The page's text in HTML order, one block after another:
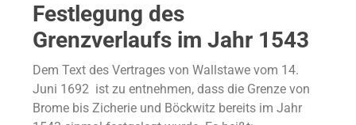
Festlegung des
Grenzverlaufs im Jahr 1543
Dem Text des Vertrages von Wallstawe vom 14.
Juni 1692 ist zu entnehmen, dass die Grenze von
Brome bis Zicherie und Böckwitz bereits im Jahr